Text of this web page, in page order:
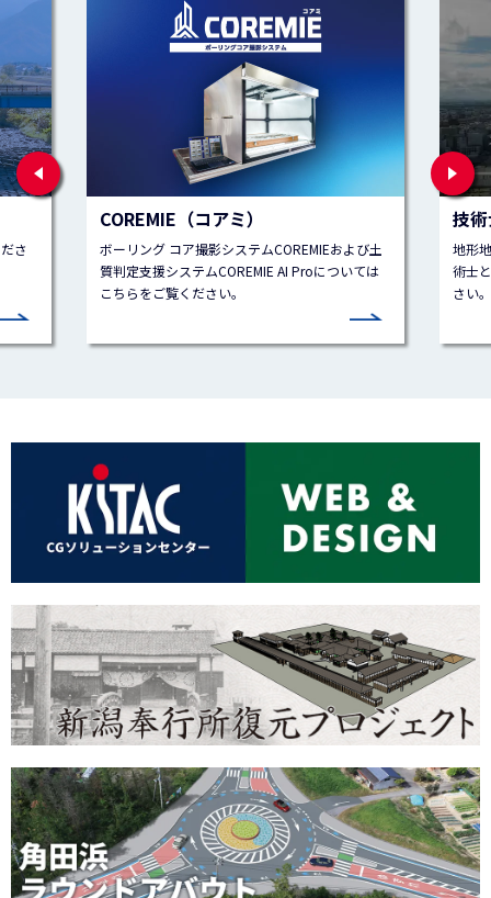
Previous
さ
COREMIE（コアミ）
ボーリング コア撮影システムCOREMIEおよび土
質判定支援システムCOREMIE AI Proについては
こちらをご覧ください。
技
地形
術士
さい。